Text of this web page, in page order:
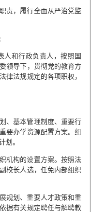
责，履行全面从严治党监
人和行政负责人，按照国
领导下，贯彻党的教育方
律法规规定的各项职权，
、基本管理制度、重要行
要办学资源配置方案。组
划。
机构的设置方案。按照法
校长人选，任免内部组织
规划、重要人才政策和重
据有关规定聘任与解聘教